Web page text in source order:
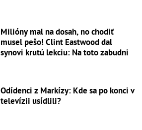
Milióny mal na dosah, no chodiť
musel pešo! Clint Eastwood dal
synovi krutú lekciu: Na toto zabudni
Odídenci z Markízy: Kde sa po konci v
televízii usídlili?